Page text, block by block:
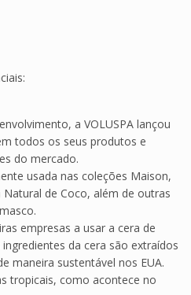
a VOLUSPA lançou
todos os seus produtos e
do mercado.
usada nas coleções Maison,
de Coco, além de outras
empresas a usar a cera de
da cera são extraídos
maneira sustentável nos EUA.
tropicais, como acontece no